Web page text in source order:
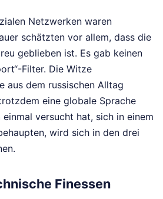
Netzwerken waren
schätzten vor allem, dass die
geblieben ist. Es gab keinen
Filter. Die Witze
aus dem russischen Alltag
eine globale Sprache
einmal versucht hat, sich in einem
wird sich in den drei
Finessen